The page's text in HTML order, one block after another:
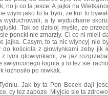
no ji co ta jesce. A jajka na
wiym jako to ta było, ze kur to
a ty wyduchane
Tak se dzisioj myśle, ze
poncki nie zmarzły. Ci co ni mieli
jajka. Casym, to ta nic wiyncyj nie
kościoła z głowiynkami zeby jik
tymi głowiynkami, ze jaz
łognia ji to tez sie
łoznosiło po niwkak.
Jak by ta Pon Bocek daji
cy tez zaboze. Miyjcie sie ta